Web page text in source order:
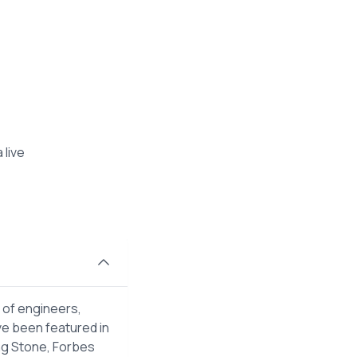
live
engineers,
been featured in
Stone, Forbes